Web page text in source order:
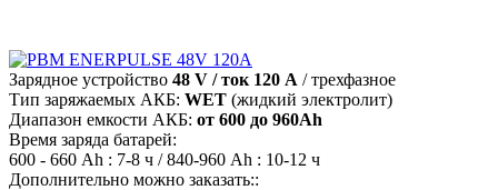
Зарядное устройство 48 V / ток 120 А / трехфазное
Тип заряжаемых АКБ: WET (жидкий электролит)
Диапазон емкости АКБ: от 600 до 960Ah
Время заряда батарей:
600 - 660 Ah : 7-8 ч / 840-960 Ah : 10-12 ч
Дополнительно можно заказать::